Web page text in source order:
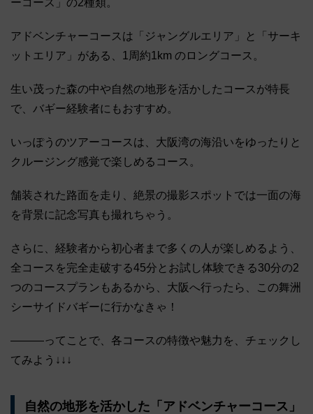
ーコース」の2種類。
アドベンチャーコースは「ジャングルエリア」と「サーキ
ットエリア」がある、1周約1km のロングコース。
生い茂った森の中や自然の地形を活かしたコースが特長
で、バギー経験者にもおすすめ。
いっぽうのツアーコースは、大阪湾の海沿いをゆったりと
クルージング感覚で楽しめるコース。
舗装された路面を走り、絶景の撮影スポットでは一面の海
を背景に記念写真も撮れちゃう。
さらに、経験者から初心者まで多くの人が楽しめるよう、
全コースを完全走破する45分とお試し体験できる30分の2
つのコースプランもあるから、大阪へ行ったら、この舞洲
シーサイドバギーに行かなきゃ！
―――ってことで、各コースの特徴や魅力を、チェックし
てみよう↓↓↓
自然の地形を活かした「アドベンチャーコース」